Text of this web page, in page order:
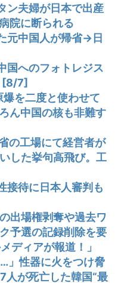
ン夫婦が日本で出産
院に断られる
元中国人が帰省→日
へのフォトレジス
[8/7]
爆を二度と使わせて
ん中国の核も非難す
の工場にて経営者が
した挙句高飛び。工
接待に日本人審判も
出場権剥奪や過去ワ
予選の記録削除を要
ディアが報道！」
」性器に火をつけ脅
が死亡した韓国“最